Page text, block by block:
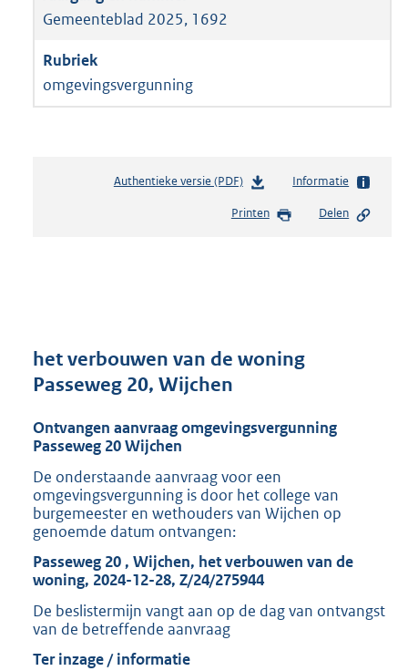
Gemeenteblad 2025, 1692
omgevingsvergunning
Authentieke versie (PDF)b
s
r
t
8
b
Informatie
Printen Delen
het verbouwen van de woning
Passeweg 20, Wijchen
Ontvangen aanvraag omgevingsvergunning
Passeweg 20 Wijchen
De onderstaande aanvraag voor een
omgevingsvergunning is door het college van
burgemeester en wethouders van Wijchen op
genoemde datum ontvangen:
Passeweg 20 , Wijchen, het verbouwen van de
woning, 2024-12-28, Z/24/275944
De beslistermijn vangt aan op de dag van ontvangst
van de betreffende aanvraag
Ter inzage / informatie